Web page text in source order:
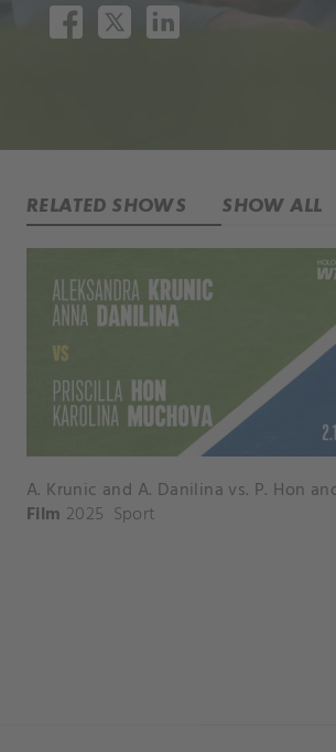
RELATED SHOWS SHOW ALL
Film 2025 Sport